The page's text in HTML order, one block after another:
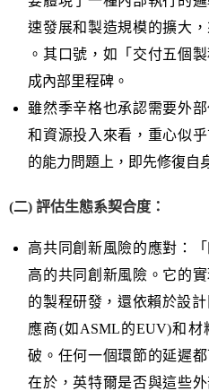
速發展和製造規模的擴大
。其口號，如「交付五個
成內部里程碑。
雖然季辛格也承認需要外
和資源投入來看，重心似
的能力問題上，即先修復自
(二) 評估生態系契合度：
高共同創新風險的應對：
高的共同創新風險。它的
的製程研發，還依賴於設
應商(如ASML的EUV)和
破。任何一個環節的延遲
在於，英特爾是否與這些